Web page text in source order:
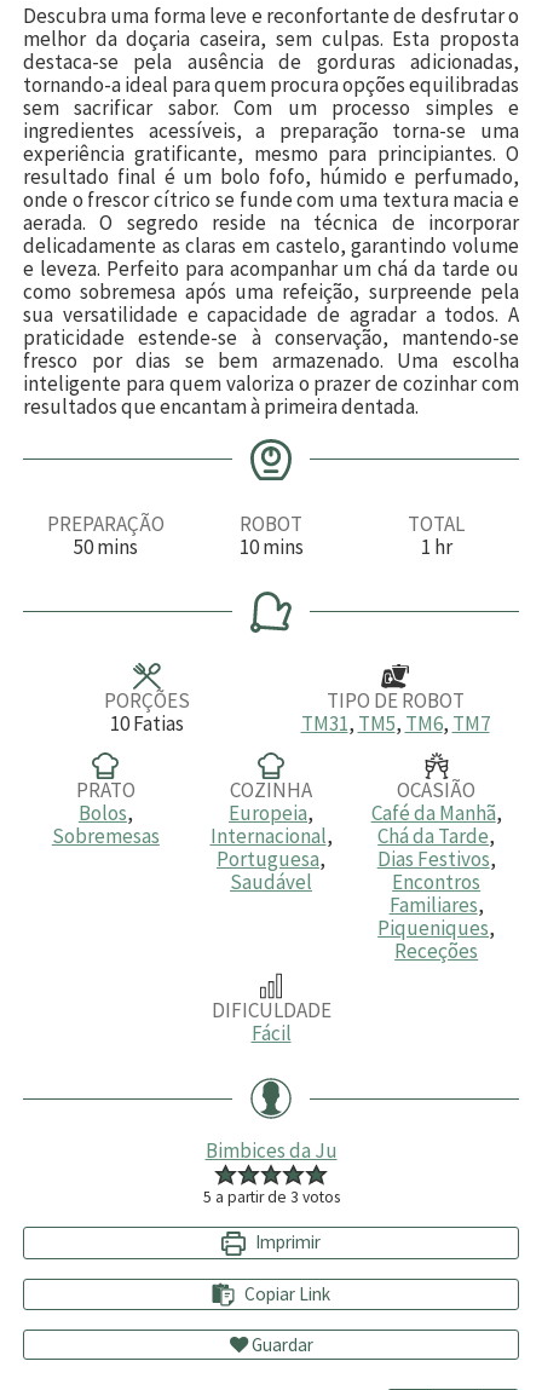
Descubra uma forma leve e reconfortante de desfrutar o
melhor da doçaria caseira, sem culpas. Esta proposta
destaca-se pela ausência de gorduras adicionadas,
tornando-a ideal para quem procura opções equilibradas
sem sacrificar sabor. Com um processo simples e
ingredientes acessíveis, a preparação torna-se uma
experiência gratificante, mesmo para principiantes. O
resultado final é um bolo fofo, húmido e perfumado,
onde o frescor cítrico se funde com uma textura macia e
aerada. O segredo reside na técnica de incorporar
delicadamente as claras em castelo, garantindo volume
e leveza. Perfeito para acompanhar um chá da tarde ou
como sobremesa após uma refeição, surpreende pela
sua versatilidade e capacidade de agradar a todos. A
praticidade estende-se à conservação, mantendo-se
fresco por dias se bem armazenado. Uma escolha
inteligente para quem valoriza o prazer de cozinhar com
resultados que encantam à primeira dentada.
PREPARAÇÃO
50m
u
mins
ROBOT
10m
n
u
t
mins
TOTAL
1h
a
hr
PORÇÕES
10Fatias
TIPO DE ROBOT
TM31, TM5, TM6, TM7
PRATO
Bolos,
Sobremesas
COZINHA
Europeia,
Internacional,
Portuguesa,
Saudável
OCASIÃO
Café da Manhã,
Chá da Tarde,
Dias Festivos,
Encontros
Familiares,
Piqueniques,
Receções
DIFICULDADE
Fácil
Bimbices da Ju
5 a partir de 3 votos
Imprimir
Copiar Link
Guardar